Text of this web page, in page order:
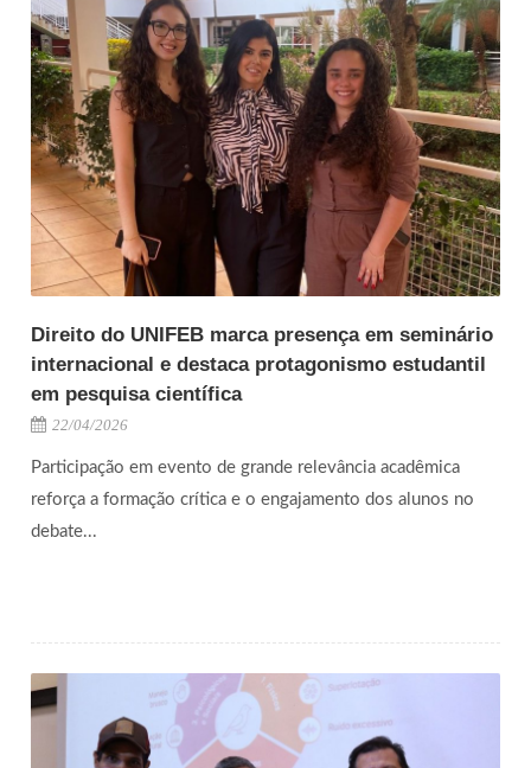
Direito do UNIFEB marca presença em seminário
internacional e destaca protagonismo estudantil
em pesquisa científica
22/04/2026
Participação em evento de grande relevância acadêmica
reforça a formação crítica e o engajamento dos alunos no
debate...